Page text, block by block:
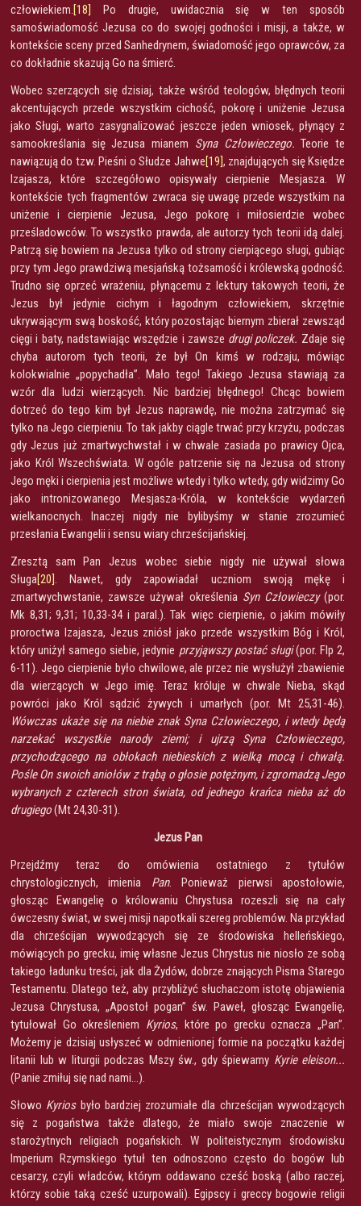
człowiekiem.[18]
Po drugie, uwidacznia się w ten sposób
samoświadomość Jezusa co do swojej godności i misji, a także, w
kontekście sceny przed Sanhedrynem, świadomość jego oprawców, za
co dokładnie skazują Go na śmierć.
Wobec szerzących się dzisiaj, także wśród teologów, błędnych teorii
akcentujących przede wszystkim cichość, pokorę i uniżenie Jezusa
jako Sługi, warto zasygnalizować jeszcze jeden wniosek, płynący z
samookreślania się Jezusa mianem Syna Człowieczego. Teorie te
nawiązują do tzw. Pieśni o Słudze Jahwe[19], znajdujących się Księdze
Izajasza, które szczegółowo opisywały cierpienie Mesjasza. W
kontekście tych fragmentów zwraca się uwagę przede wszystkim na
uniżenie i cierpienie Jezusa, Jego pokorę i miłosierdzie wobec
prześladowców. To wszystko prawda, ale autorzy tych teorii idą dalej.
Patrzą się bowiem na Jezusa tylko od strony cierpiącego sługi, gubiąc
przy tym Jego prawdziwą mesjańską tożsamość i królewską godność.
Trudno się oprzeć wrażeniu, płynącemu z lektury takowych teorii, że
Jezus był jedynie cichym i łagodnym człowiekiem, skrzętnie
ukrywającym swą boskość, który pozostając biernym zbierał zewsząd
cięgi i baty, nadstawiając wszędzie i zawsze drugi policzek. Zdaje się
chyba autorom tych teorii, że był On kimś w rodzaju, mówiąc
kolokwialnie „popychadła”. Mało tego! Takiego Jezusa stawiają za
wzór dla ludzi wierzących. Nic bardziej błędnego! Chcąc bowiem
dotrzeć do tego kim był Jezus naprawdę, nie można zatrzymać się
tylko na Jego cierpieniu. To tak jakby ciągle trwać przy krzyżu, podczas
gdy Jezus już zmartwychwstał i w chwale zasiada po prawicy Ojca,
jako Król Wszechświata. W ogóle patrzenie się na Jezusa od strony
Jego męki i cierpienia jest możliwe wtedy i tylko wtedy, gdy widzimy Go
jako intronizowanego Mesjasza-Króla, w kontekście wydarzeń
wielkanocnych. Inaczej nigdy nie bylibyśmy w stanie zrozumieć
przesłania Ewangelii i sensu wiary chrześcijańskiej.
Zresztą sam Pan Jezus wobec siebie nigdy nie używał słowa
Sługa[20]. Nawet, gdy zapowiadał uczniom swoją mękę i
zmartwychwstanie, zawsze używał określenia Syn Człowieczy(por.
Mk 8,31; 9,31; 10,33-34 i paral.). Tak więc cierpienie, o jakim mówiły
proroctwa Izajasza, Jezus zniósł jako przede wszystkim Bóg i Król,
który uniżył samego siebie, jedynie przyjąwszy postać sługi(por. Flp 2,
6-11). Jego cierpienie było chwilowe, ale przez nie wysłużył zbawienie
dla wierzących w Jego imię. Teraz króluje w chwale Nieba, skąd
powróci jako Król sądzić żywych i umarłych (por. Mt 25,31-46).
Wówczas ukaże się na niebie znak Syna Człowieczego, i wtedy będą
narzekać wszystkie narody ziemi; i ujrzą Syna Człowieczego,
przychodzącego na obłokach niebieskich z wielką mocą i chwałą.
Pośle On swoich aniołów z trąbą o głosie potężnym, i zgromadzą Jego
wybranych z czterech stron świata, od jednego krańca nieba aż do
drugiego(Mt 24,30-31).
Jezus Pan
Przejdźmy teraz do omówienia ostatniego z tytułów
chrystologicznych, imienia Pan. Ponieważ pierwsi apostołowie,
głosząc Ewangelię o królowaniu Chrystusa rozeszli się na cały
ówczesny świat, w swej misji napotkali szereg problemów. Na przykład
dla chrześcijan wywodzących się ze środowiska helleńskiego,
mówiących po grecku, imię własne Jezus Chrystus nie niosło ze sobą
takiego ładunku treści, jak dla Żydów, dobrze znających Pisma Starego
Testamentu. Dlatego też, aby przybliżyć słuchaczom istotę objawienia
Jezusa Chrystusa, „Apostoł pogan” św. Paweł, głosząc Ewangelię,
tytułował Go określeniem Kyrios, które po grecku oznacza „Pan”.
Możemy je dzisiaj usłyszeć w odmienionej formie na początku każdej
litanii lub w liturgii podczas Mszy św., gdy śpiewamy Kyrie eleison...
(Panie zmiłuj się nad nami...).
Słowo Kyrios było bardziej zrozumiałe dla chrześcijan wywodzących
się z pogaństwa także dlatego, że miało swoje znaczenie w
starożytnych religiach pogańskich. W politeistycznym środowisku
Imperium Rzymskiego tytuł ten odnoszono często do bogów lub
cesarzy, czyli władców, którym oddawano cześć boską (albo raczej,
którzy sobie taką cześć uzurpowali). Egipscy i greccy bogowie religii